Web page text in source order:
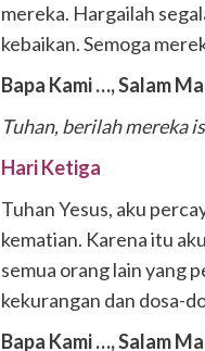
mereka. Hargailah
kebaikan. Semoga
Bapa Kami …,Salam
Tuhan, berilah mereka
Hari Ketiga
Tuhan Yesus, aku
kematian. Karena itu
semua orang lain yang
kekurangan dan dosa-
Bapa Kami …,Salam